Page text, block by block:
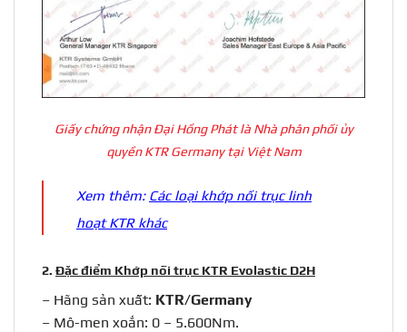
Giấy chứng nhận Đại Hồng Phát là Nhà phân phối ủy
quyền KTR Germany tại Việt Nam
Xem thêm: Các loại khớp nối trục linh
hoạt KTR khác
2. Đặc điểm Khớp nối trục KTR Evolastic D2H
– Hãng sản xuất: KTR/Germany
– Mô-men xoắn: 0 – 5.600Nm.